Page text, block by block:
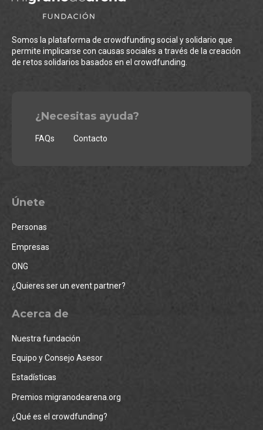
Somos la plataforma de crowdfunding social y solidario que
permite implicarse con causas sociales a través de la creación
de retos solidarios basados en el crowdfunding.
¿Necesitas ayuda?
FAQs Contacto
Únete
Personas
Empresas
ONG
¿Quieres ser un event partner?
Acerca de
Nuestra fundación
Equipo y Consejo Asesor
Estadísticas
Premios migranodearena.org
¿Qué es el crowdfunding?